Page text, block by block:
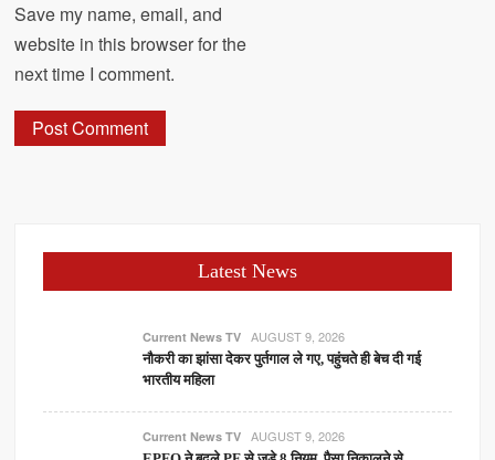
Save my name, email, and
website in this browser for the
next time I comment.
Latest News
Current News TV AUGUST 9, 2026
नौकरी का झांसा देकर पुर्तगाल ले गए, पहुंचते ही बेच दी गई
भारतीय महिला
Current News TV AUGUST 9, 2026